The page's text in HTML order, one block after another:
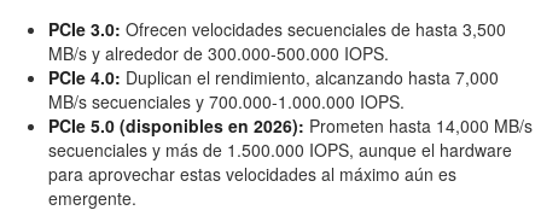
PCIe 3.0: Ofrecen velocidades secuenciales de hasta 3,500
MB/s y alrededor de 300.000-500.000 IOPS.
PCIe 4.0: Duplican el rendimiento, alcanzando hasta 7,000
MB/s secuenciales y 700.000-1.000.000 IOPS.
PCIe 5.0 (disponibles en 2026): Prometen hasta 14,000 MB/s
secuenciales y más de 1.500.000 IOPS, aunque el hardware
para aprovechar estas velocidades al máximo aún es
emergente.